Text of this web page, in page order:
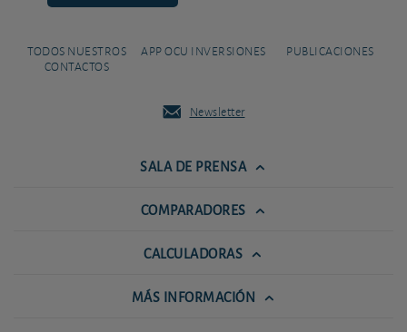
TODOS NUESTROS
CONTACTOS
APP OCU INVERSIONES PUBLICACIONES
Newsletter
SALA DE PRENSA
COMPARADORES
CALCULADORAS
MÁS INFORMACIÓN